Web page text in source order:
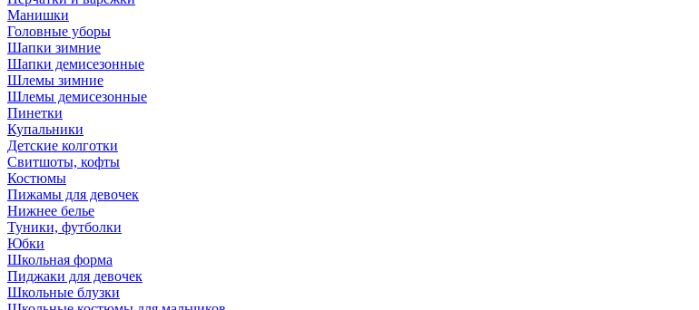
Манишки
Головные уборы
Шапки зимние
Шапки демисезонные
Шлемы зимние
Шлемы демисезонные
Пинетки
Купальники
Детские колготки
Свитшоты, кофты
Костюмы
Пижамы для девочек
Нижнее белье
Туники, футболки
Юбки
Школьная форма
Пиджаки для девочек
Школьные блузки